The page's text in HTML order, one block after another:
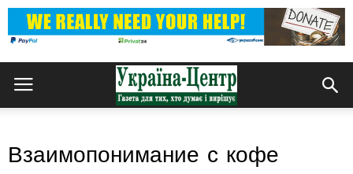
Взаимопонимание с кофе